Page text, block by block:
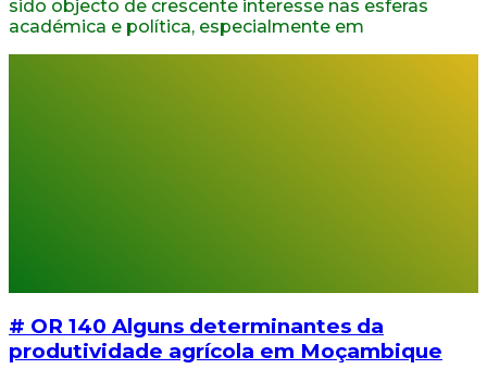
sido objecto de crescente interesse nas esferas
académica e política, especialmente em
# OR 140 Alguns determinantes da
produtividade agrícola em Moçambique